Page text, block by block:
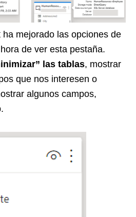
mejorado las opciones de
de ver esta pestaña.
las tablas, mostrar
que nos interesen o
algunos campos,